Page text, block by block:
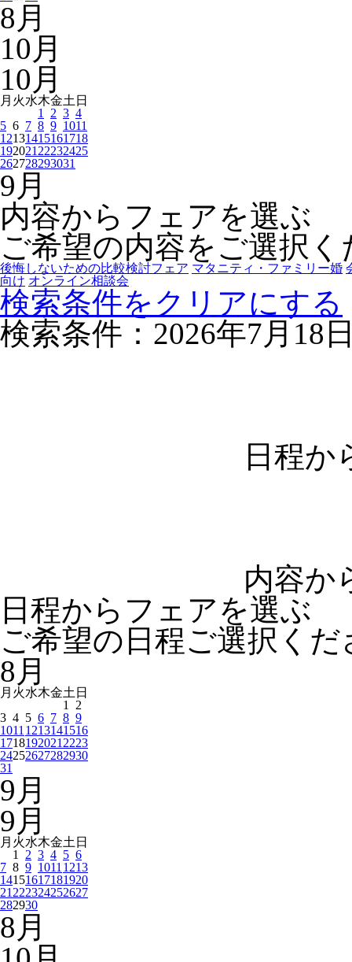
8 月
10 月
10 月
月 火水木金土 日
1
2 3 4
5 6 7 8 9 1011
12131415161718
192021 22232425
262728293031
9 月
内容からフェアを選ぶ
ご希望の内容をご選択く
後悔しないための比較検討フェア マタニティ・ファミリー婚
向け オンライン相談会
検索条件をクリアにする
検索条件：2026年7月18
日程か
内容か
日程からフェアを選ぶ
ご希望の日程ご選択くだ
8 月
月 火水木金土 日
1
2
3 4 5 6 7 8 9
1011 1213141516
1718192021 2223
24252627282930
31
9 月
9 月
月 火水木金土 日
1
2 3 4 5 6
7 8 9 1011 1213
14151617181920
21 222324252627
282930
8 月